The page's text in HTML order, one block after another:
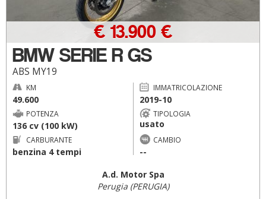
BMW SERIE R GS
ABS MY19
€ 13.900 €
KM
49.600
IMMATRICOLAZIONE
2019-10
POTENZA
136 cv (100 kW)
TIPOLOGIA
usato
CARBURANTE
benzina 4 tempi
CAMBIO
--
A.d. Motor Spa
Perugia (PERUGIA)